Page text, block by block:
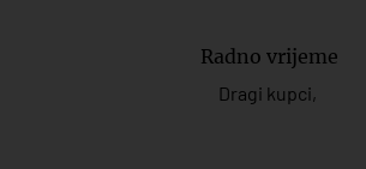
Radno vrijeme
Dragi kupci,